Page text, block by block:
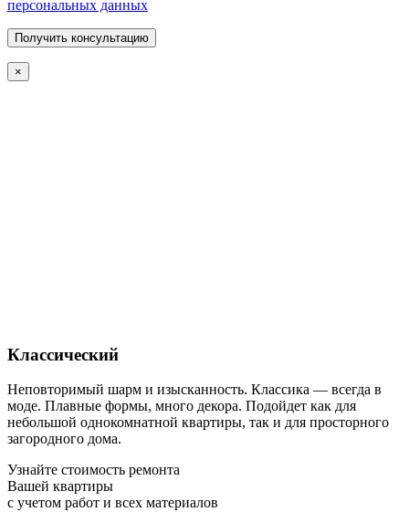
персональных данных
×
Классический
Неповторимый шарм и изысканность. Классика — всегда в
моде. Плавные формы, много декора. Подойдет как для
небольшой однокомнатной квартиры, так и для просторного
загородного дома.
Узнайте стоимость ремонта
Вашей квартиры
с учетом работ и всех материалов